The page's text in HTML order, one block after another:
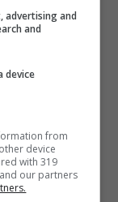
in avanti
fosse
sempre
potere:
tutta
cose
liberato,
advertising and
and
device
from
device
with 319
our partners